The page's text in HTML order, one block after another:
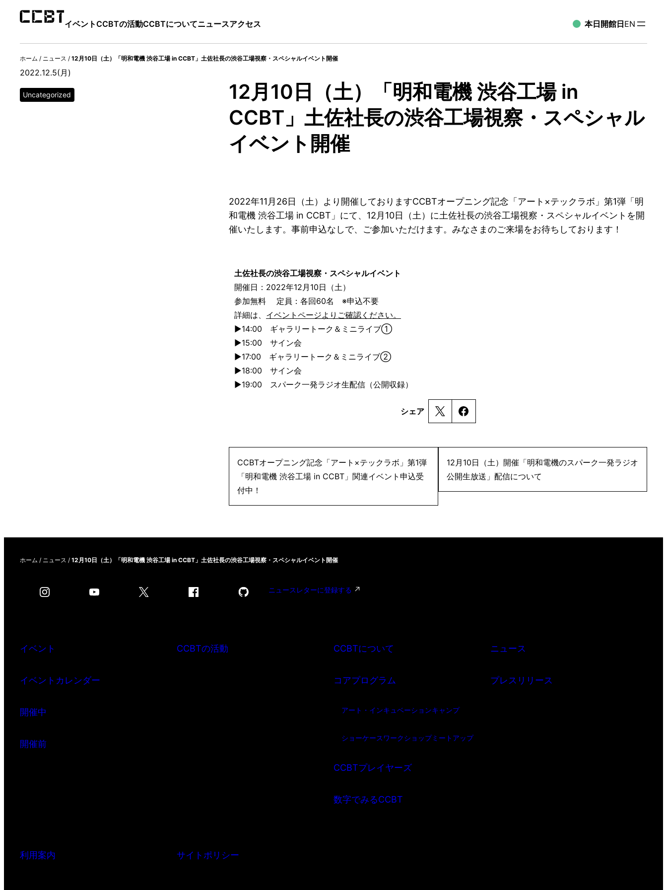
本日開館日EN
イベントCCBTの活動CCBTについてニュースアクセス
ホーム / ニュース / 12月10日（土）「明和電機 渋谷工場 in CCBT」土佐社長の渋谷工場視察・スペシャルイベント開催
2022.12.5(月)
Uncategorized
12月10日（土）「明和電機 渋谷工場 in
CCBT」土佐社長の渋谷工場視察・スペシャル
イベント開催
2022年11月26日（土）より開催しておりますCCBTオープニング記念「アート×テックラボ」第1弾「明
和電機 渋谷工場 in CCBT」にて、12月10日（土）に土佐社長の渋谷工場視察・スペシャルイベントを開
催いたします。事前申込なしで、ご参加いただけます。みなさまのご来場をお待ちしております！
土佐社長の渋谷工場視察・スペシャルイベント
開催日：2022年12月10日（土）
参加無料 定員：各回60名 ※申込不要
詳細は、 イベントページよりご確認ください。
▶︎14:00 ギャラリートーク＆ミニライブ①
▶︎15:00 サイン会
▶︎17:00 ギャラリートーク＆ミニライブ②
▶︎18:00 サイン会
▶︎19:00 スパーク一発ラジオ生配信（公開収録）
シェア
CCBTオープニング記念「アート×テックラボ」第1弾
「明和電機 渋谷工場 in CCBT」関連イベント申込受
付中！
12月10日（土）開催「明和電機のスパーク一発ラジオ
公開生放送」配信について
ホーム / ニュース / 12月10日（土）「明和電機 渋谷工場 in CCBT」土佐社長の渋谷工場視察・スペシャルイベント開催
ニュースレターに登録する
イベント
イベントカレンダー
開催中
開催前
CCBTの活動 CCBTについて
コアプログラム
アート・インキュベーションキャンプ
ショーケースワークショップミートアップ
CCBTプレイヤーズ
数字でみるCCBT
ニュース
プレスリリース
利用案内 サイトポリシー